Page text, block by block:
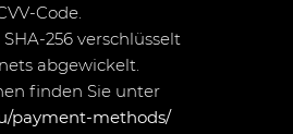
Code.
256 verschlüsselt
abgewickelt.
finden Sie unter
payment-methods/